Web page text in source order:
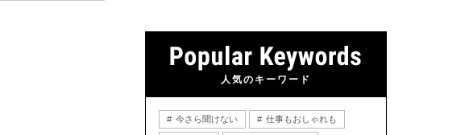
人気のキーワード
今さら聞けない 仕事もおしゃれも